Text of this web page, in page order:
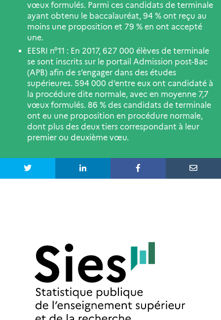
vœux formulés. Parmi ces candidats de terminale
ayant obtenu le baccalauréat, 94 % ont reçu au
moins une proposition et 79 % en ont accepté
une.
EESRI n°11 : En 2017, 627 000 élèves de terminale
se sont inscrits sur le portail Admission post-Bac
(APB) afin de s’engager dans des études
supérieures. 594 000 d’entre eux ont candidaté à
la procédure dite normale, avec en moyenne 7,7
vœux formulés. 86 % des candidats de terminale
ont eu une proposition en procédure normale,
dont plus des deux tiers correspondant à leur
premier ou deuxième vœu.